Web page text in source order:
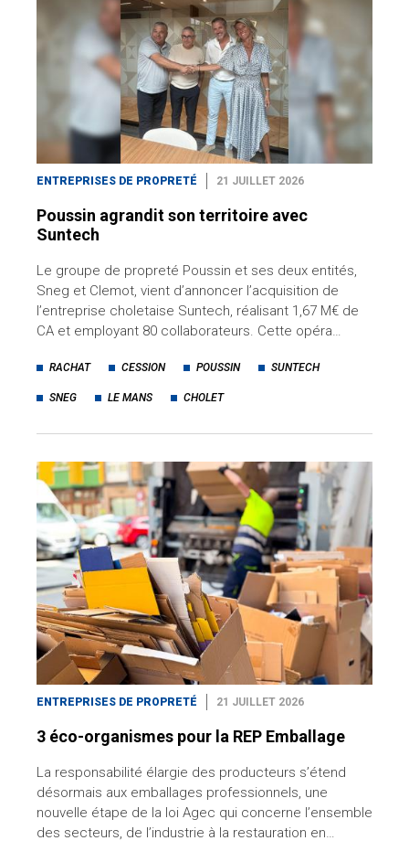
ENTREPRISES DE PROPRETÉ 21 JUILLET 2026
Poussin agrandit son territoire avec
Suntech
Le groupe de propreté Poussin et ses deux entités,
Sneg et Clemot, vient d’annoncer l’acquisition de
l’entreprise choletaise Suntech, réalisant 1,67 M€ de
CA et employant 80 collaborateurs. Cette opéra…
RACHAT CESSION POUSSIN SUNTECH
SNEG LE MANS CHOLET
ENTREPRISES DE PROPRETÉ 21 JUILLET 2026
3 éco-organismes pour la REP Emballage
La responsabilité élargie des producteurs s’étend
désormais aux emballages professionnels, une
nouvelle étape de la loi Agec qui concerne l’ensemble
des secteurs, de l’industrie à la restauration en…